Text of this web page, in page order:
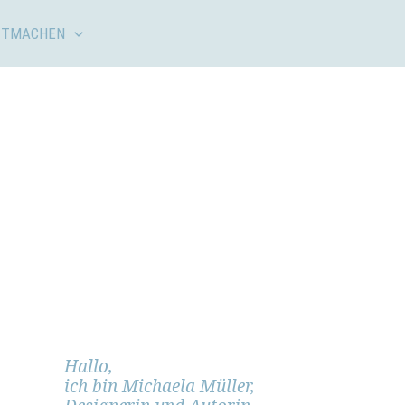
Hallo,
ich bin Michaela Müller,